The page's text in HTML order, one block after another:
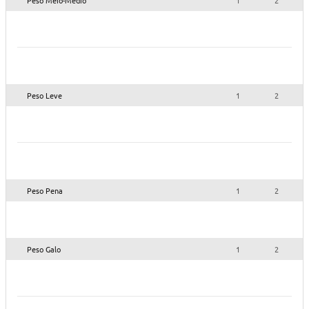
Peso Leve 1 2
Peso Pena 1 2
Peso Galo 1 2